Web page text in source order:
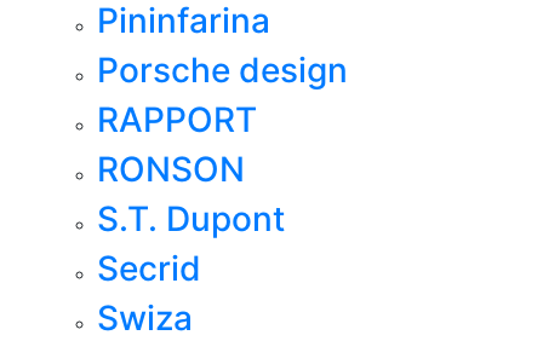
Pininfarina
Porsche design
RAPPORT
RONSON
S.T. Dupont
Secrid
Swiza